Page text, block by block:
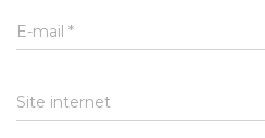
E-mail *
Site internet